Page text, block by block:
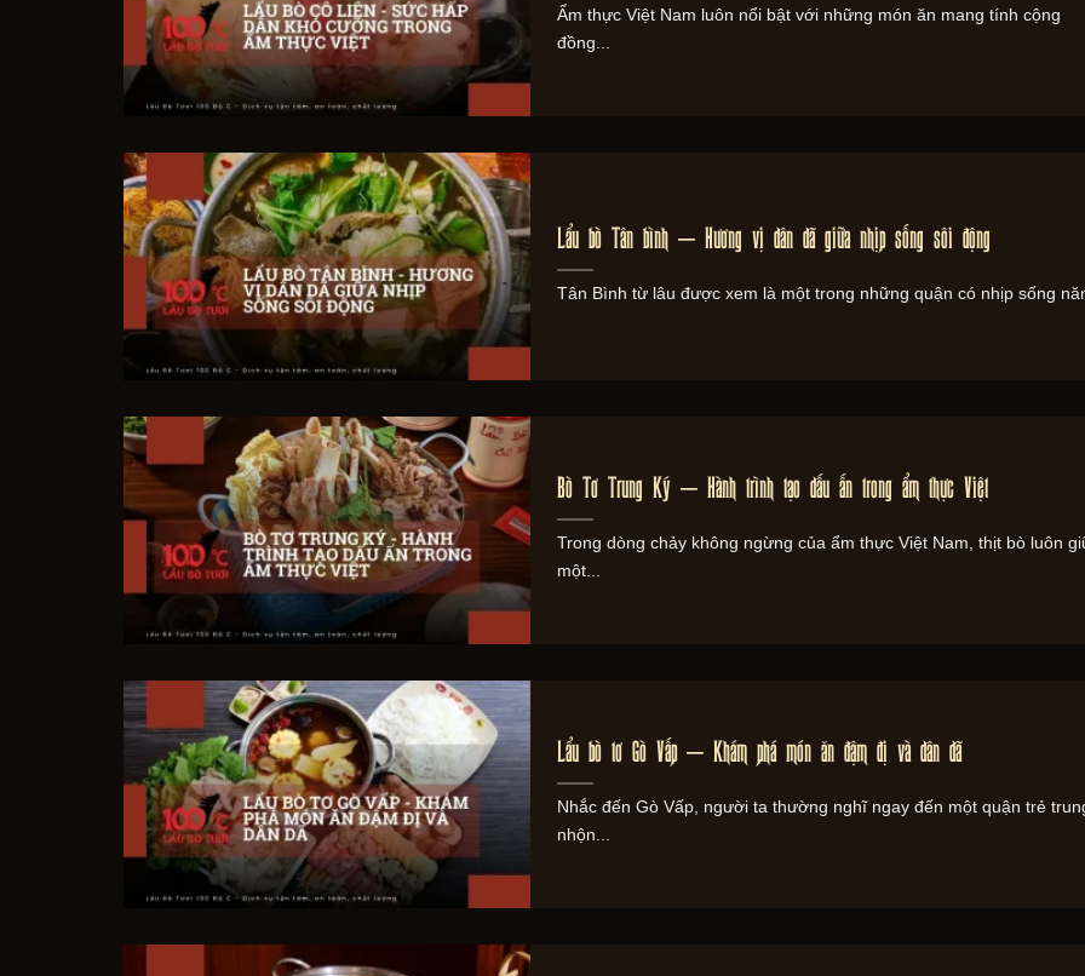
Ẩm thực Việt Nam luôn nổi bật với những món ăn mang tính cộng
đồng...
Lẩu bò Tân bình – Hương vị dân dã giữa nhịp sống sôi động
Tân Bình từ lâu được xem là một trong những quận có nhịp sống
Bò Tơ Trung Ký – Hành trình tạo dấu ấn trong ẩm thực Việt
Trong dòng chảy không ngừng của ẩm thực Việt Nam, thịt bò luôn
một...
Lẩu bò tơ Gò Vấp – Khám phá món ăn đậm đị và dân dã
Nhắc đến Gò Vấp, người ta thường nghĩ ngay đến một quận trẻ
nhộn...